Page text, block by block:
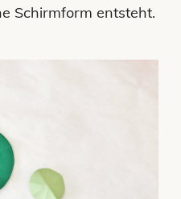
Schirmform entsteht.